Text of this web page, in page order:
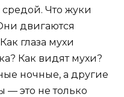
Что жуки
двигаются
глаза мухи
Как видят мухи?
ночные, а другие
— это не только